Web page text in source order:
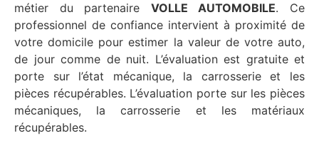
métier du partenaire VOLLE AUTOMOBILE. Ce
professionnel de confiance intervient à proximité de
votre domicile pour estimer la valeur de votre auto,
de jour comme de nuit. L’évaluation est gratuite et
porte sur l’état mécanique, la carrosserie et les
pièces récupérables. L’évaluation porte sur les pièces
mécaniques, la carrosserie et les matériaux
récupérables.